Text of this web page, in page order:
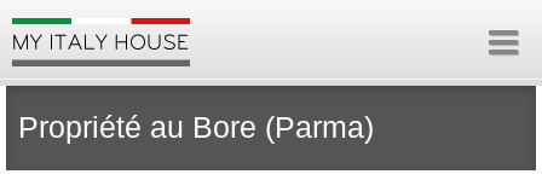
Propriété au Bore (Parma)